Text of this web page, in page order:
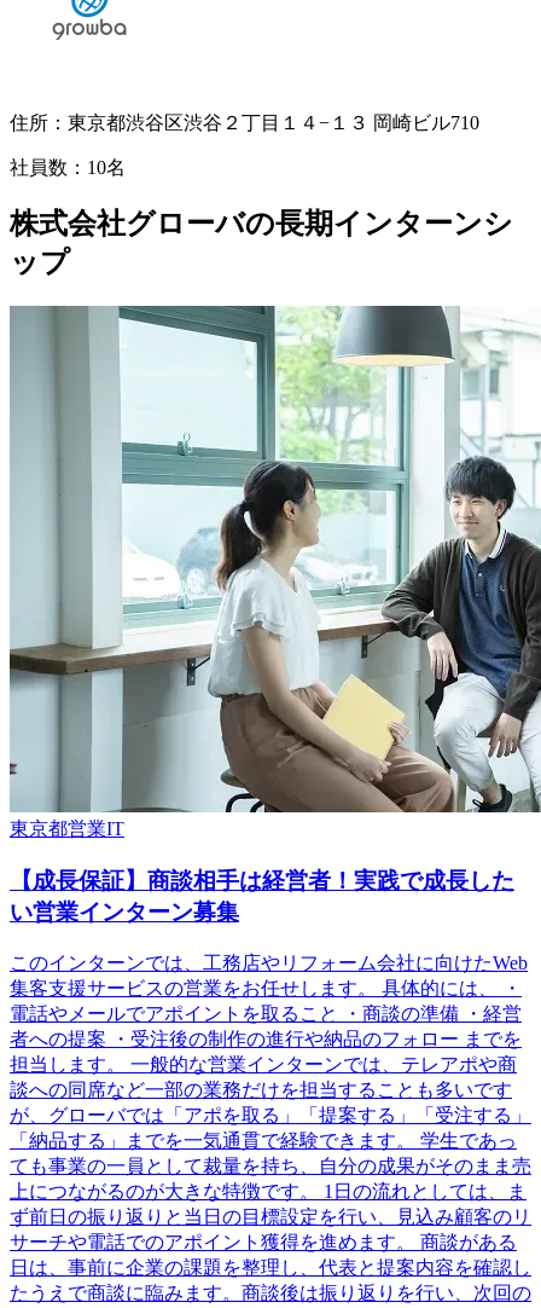
住所： 東京都渋谷区渋谷２丁目１４−１３ 岡崎ビル710
社員数： 10名
株式会社グローバの長期インターンシ
ップ
東京都営業IT
【成長保証】商談相手は経営者！実践で成長した
い営業インターン募集
このインターンでは、工務店やリフォーム会社に向けたWeb
集客支援サービスの営業をお任せします。 具体的には、 ・
電話やメールでアポイントを取ること ・商談の準備 ・経営
者への提案 ・受注後の制作の進行や納品のフォロー までを
担当します。 一般的な営業インターンでは、テレアポや商
談への同席など一部の業務だけを担当することも多いです
が、グローバでは「アポを取る」「提案する」「受注する」
「納品する」までを一気通貫で経験できます。 学生であっ
ても事業の一員として裁量を持ち、自分の成果がそのまま売
上につながるのが大きな特徴です。 1日の流れとしては、ま
ず前日の振り返りと当日の目標設定を行い、見込み顧客のリ
サーチや電話でのアポイント獲得を進めます。 商談がある
日は、事前に企業の課題を整理し、代表と提案内容を確認し
たうえで商談に臨みます。商談後は振り返りを行い、次回の